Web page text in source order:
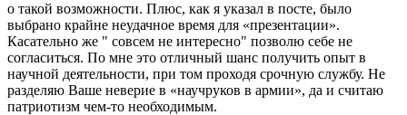
о такой возможности. Плюс, как я указал в посте, было
выбрано крайне неудачное время для «презентации».
Касательно же " совсем не интересно" позволю себе не
согласиться. По мне это отличный шанс получить опыт в
научной деятельности, при том проходя срочную службу. Не
разделяю Ваше неверие в «научруков в армии», да и считаю
патриотизм чем-то необходимым.